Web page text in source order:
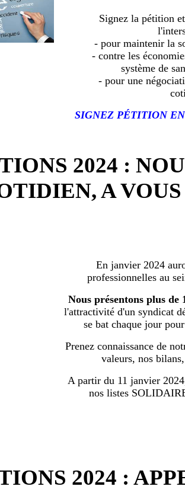
Signez la pétition
- pour maintenir la
- contre les
système de
- pour une
SIGNEZ PÉTITION
2024 :
A
En janvier 2024
professionnelles au
Nous présentons plus de
l'attractivité d'un syndicat
se bat chaque jour
Prenez connaissance de
valeurs, nos
A partir du 11 janvier
nos listes
2024 :